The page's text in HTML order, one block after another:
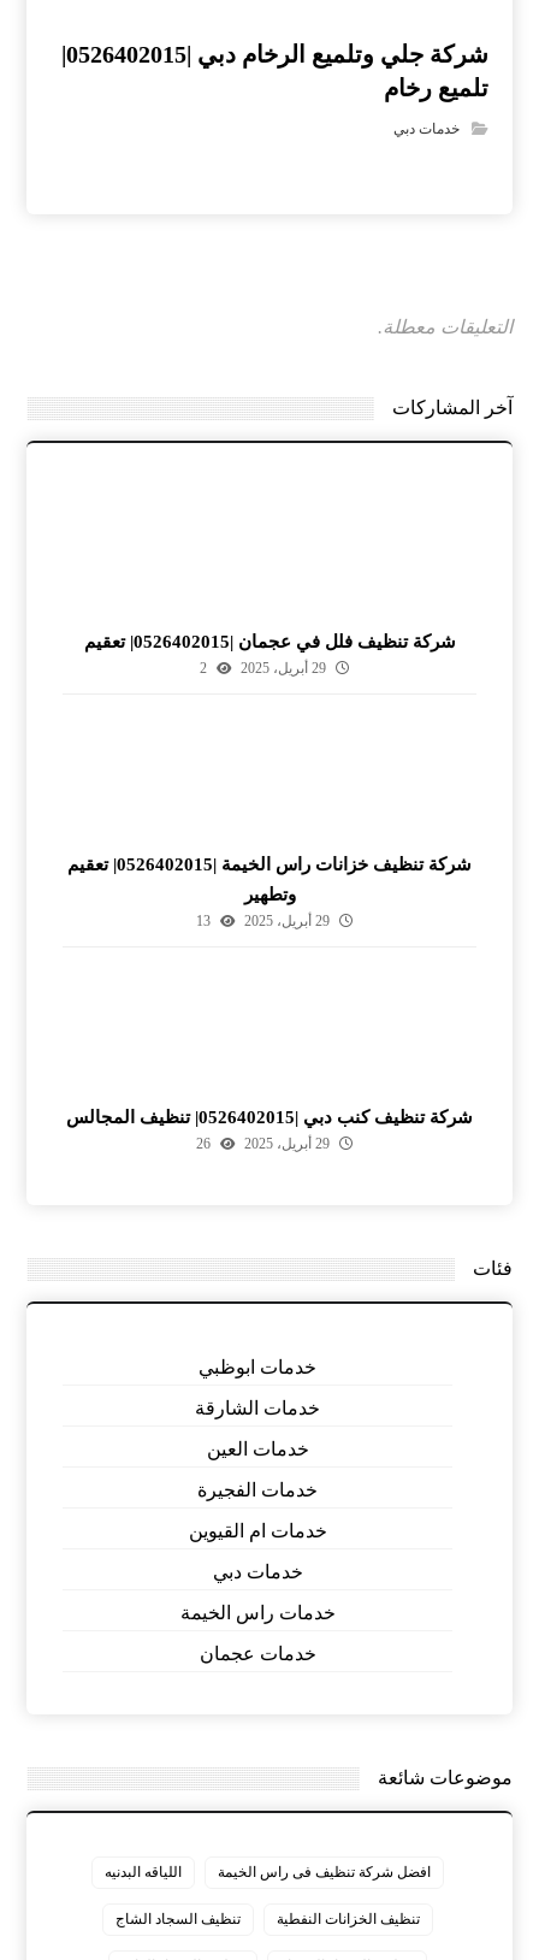
شركة جلي وتلميع الرخام دبي |0526402015|
تلميع رخام
خدمات دبي
التعليقات معطلة.
آخر المشاركات
شركة تنظيف فلل في عجمان |0526402015| تعقيم
29 أبريل، 2025 2
شركة تنظيف خزانات راس الخيمة |0526402015| تعقيم
وتطهير
29 أبريل، 2025 13
شركة تنظيف كنب دبي |0526402015| تنظيف المجالس
29 أبريل، 2025 26
فئات
خدمات ابوظبي
خدمات الشارقة
خدمات العين
خدمات الفجيرة
خدمات ام القيوين
خدمات دبي
خدمات راس الخيمة
خدمات عجمان
موضوعات شائعة
افضل شركة تنظيف فى راس الخيمة اللياقه البدنيه
تنظيف الخزانات النفطية تنظيف السجاد الشاج